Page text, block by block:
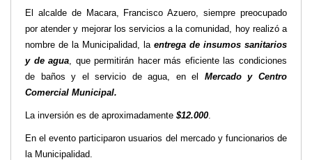
El alcalde de Macara, Francisco Azuero, siempre preocupado
por atender y mejorar los servicios a la comunidad, hoy realizó a
nombre de la Municipalidad, la entrega de insumos sanitarios
y de agua , que permitirán hacer más eficiente las condiciones
de baños y el servicio de agua, en el Mercado y Centro
Comercial Municipal.
La inversión es de aproximadamente $12.000
En el evento participaron usuarios del mercado y funcionarios de
la Municipalidad.
LOTAIP
GAD Macará
2026
2025
2020
2024
2023